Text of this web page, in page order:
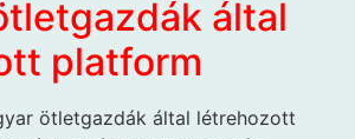
által
platform
ötletgazdák által létrehozott